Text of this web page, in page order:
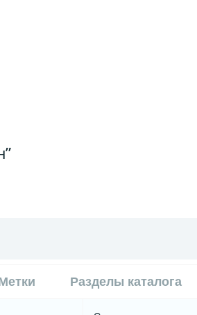
Разделы каталога